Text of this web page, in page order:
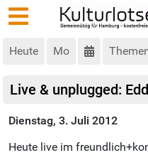
Heute Mo
Live & unplugged:
Dienstag, 3. Juli 2012
Heute live im